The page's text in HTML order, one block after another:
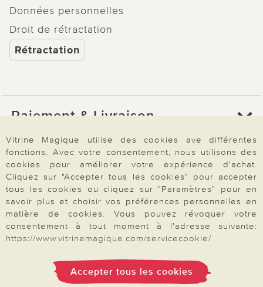
Données personnelles
Droit de rétractation
Rétractation
Paiement & Livraison
À propos de nous
Besoin d'aide?
Mentions légales|CGV|Données & liberté|Vie privée & cookies
Vitrine Magique utilise des cookies ave différentes
fonctions. Avec votre consentement, nous utilisons des
cookies pour améliorer votre expérience d'achat.
Cliquez sur "Accepter tous les cookies" pour accepter
tous les cookies ou cliquez sur "Paramètres" pour en
savoir plus et choisir vos préférences personnelles en
matière de cookies. Vous pouvez révoquer votre
consentement à tout moment à l'adresse suivante:
https://www.vitrinemagique.com/servicecookie/
Accepter tous les cookies